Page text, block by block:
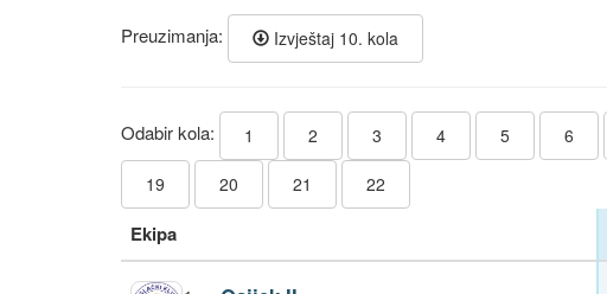
Preuzimanja: Izvještaj 10. kola
Odabir kola: 1 2 3 4 5 6
19 20 21 22
Ekipa